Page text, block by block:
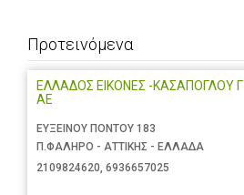
Προτεινόμενα
ΕΛΛΑΔΟΣ ΕΙΚΟΝΕΣ -ΚΑΣΑΠΟΓΛΟΥ Γ
ΑΕ
ΕΥΞΕΙΝΟΥ ΠΟΝΤΟΥ 183
Π.ΦΑΛΗΡΟ - ΑΤΤΙΚΗΣ - ΕΛΛΑΔΑ
2109824620, 6936657025